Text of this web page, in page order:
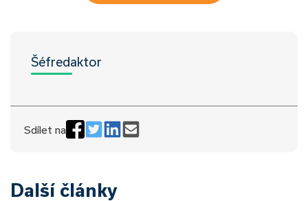
Šéfredaktor
Sdílet na
Další články